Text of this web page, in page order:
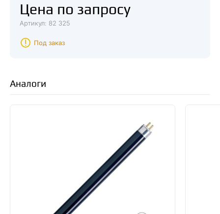
Цена по запросу
Артикул: 82 325
Под заказ
Аналоги